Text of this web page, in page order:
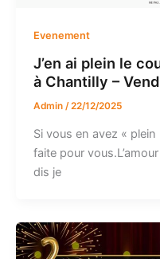
Evenement
J’en ai plein le
à Chantilly –
Admin /22/12/2025
Si vous en avez «
faite pour
dis je